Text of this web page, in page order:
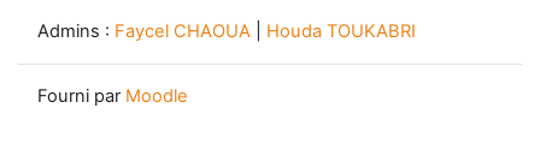
Admins : Faycel CHAOUA Houda TOUKABRI
Fourni par Moodle